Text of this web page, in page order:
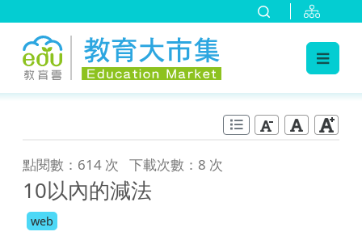
點閱數：614 次 下載次數：8 次
10以內的減法
web